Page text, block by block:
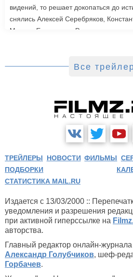
видений, то решает докопаться до
снялись Алексей Серебряков,
Максим Емельянов. Режиссером
Все
ТРЕЙЛЕРЫ НОВОСТИ ФИЛЬМЫ
ПОДБОРКИ
СТАТИСТИКА MAIL.RU
Издается с 13/03/2000 ::
уведомления и разрешения
при активной гиперссылке на
авторства.
Главный редактор онлайн-
Александр Голубчиков, шеф-
Горбачев.